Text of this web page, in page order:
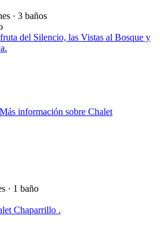
· 3 baños
del Silencio, las Vistas al Bosque y
Más información sobre Chalet
· 1 baño
Chaparrillo .